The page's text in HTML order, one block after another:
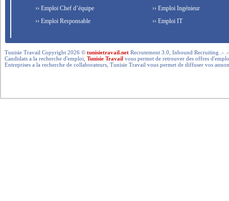
›› Emploi Chef d’équipe
›› Emploi Responsable
›› Emploi Ingénieur
›› Emploi IT
Tunisie Travail Copyright 2026 ©tunisietravail.net Recrutement 3.0, Inbound Recruiting .-
Candidats a la recherche d'emploi,Tunisie Travail vous permet de retrouver des offres
Entreprises a la recherche de collaborateurs, Tunisie Travail vous permet de diffuser vos